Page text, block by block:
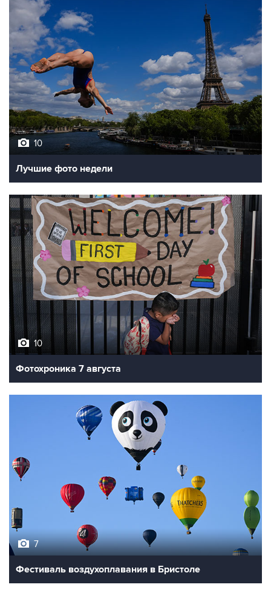
10
Лучшие фото недели
10
Фотохроника 7 августа
7
Фестиваль воздухоплавания в Бристоле